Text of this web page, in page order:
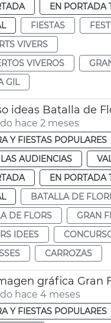
EN PORTADA
FIESTAS
VIVERS
VIVEROS
GIL
hace 2 meses
Y FIESTAS POPULARES
AUDIENCIAS
EN PORTADA
BATALLA DE
DE FLORS
GRAN
IDEES
CARROZAS
hace 4 meses
Y FIESTAS POPULARES